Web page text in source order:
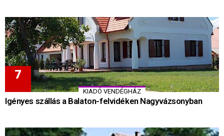
KIADÓ VENDÉGHÁZ
Igényes szállás a Balaton-felvidéken Nagyvázsonyban